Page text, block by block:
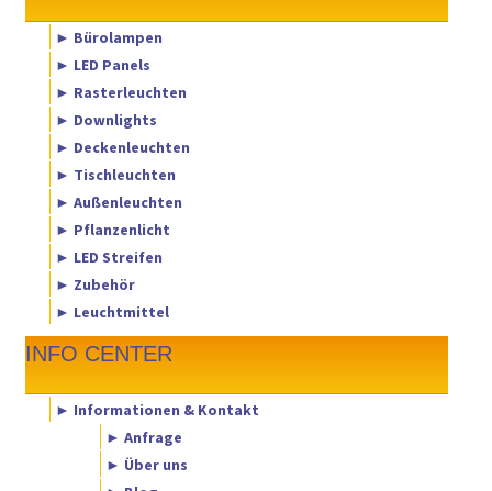
► Bürolampen
► LED Panels
► Rasterleuchten
► Downlights
► Deckenleuchten
► Tischleuchten
► Außenleuchten
► Pflanzenlicht
► LED Streifen
► Zubehör
► Leuchtmittel
INFO CENTER
► Informationen & Kontakt
► Anfrage
► Über uns